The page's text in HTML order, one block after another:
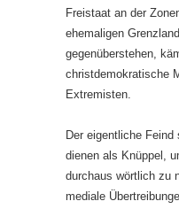
Freistaat an der
ehemaligen
gegenüberstehen,
christdemokratische
Extremisten.
Der eigentliche
dienen als Knüppel,
durchaus wörtlich zu
mediale